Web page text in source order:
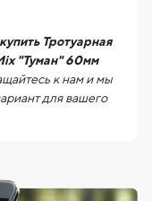
купить Тротуарная
"Туман" 60мм
к нам и мы
для вашего